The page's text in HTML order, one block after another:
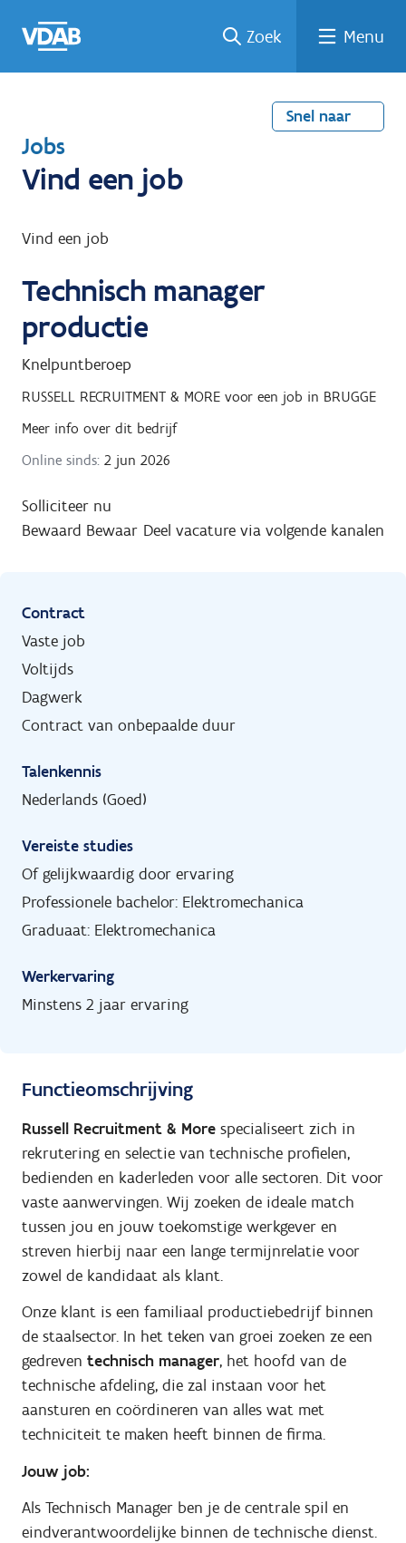
naar
een
een
job
naar
Zoek Menu
Snel naar
T
e
u
n
a
a
r
Jobs
Vind een job
Vind een job
Technisch manager
productie
Knelpuntberoep
RUSSELL RECRUITMENT & MORE voor een job in BRUGGE
Meer info over dit bedrijf
Online sinds: 2 jun 2026
Solliciteer nu
Bewaard Bewaar Deel vacature via volgende kanalen
Contract
Vaste job
Voltijds
Dagwerk
Contract van onbepaalde duur
Talenkennis
Nederlands (Goed)
Vereiste studies
Of gelijkwaardig door ervaring
Professionele bachelor: Elektromechanica
Graduaat: Elektromechanica
Werkervaring
Minstens 2 jaar ervaring
Functieomschrijving
Russell Recruitment & More specialiseert zich in
rekrutering en selectie van technische profielen,
bedienden en kaderleden voor alle sectoren. Dit voor
vaste aanwervingen. Wij zoeken de ideale match
tussen jou en jouw toekomstige werkgever en
streven hierbij naar een lange termijnrelatie voor
zowel de kandidaat als klant.
Onze klant is een familiaal productiebedrijf binnen
de staalsector. In het teken van groei zoeken ze een
gedreven technisch manager, het hoofd van de
technische afdeling, die zal instaan voor het
aansturen en coördineren van alles wat met
techniciteit te maken heeft binnen de firma.
Jouw job:
Als Technisch Manager ben je de centrale spil en
eindverantwoordelijke binnen de technische dienst.